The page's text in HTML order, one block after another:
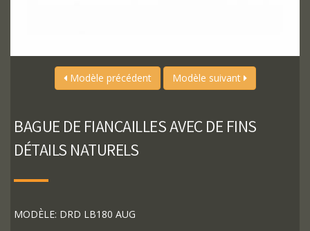
Modèle précédent Modèle suivant
BAGUE DE FIANÇAILLES AVEC DE FINS
DÉTAILS NATURELS
MODÈLE: DRD LB180 AUG